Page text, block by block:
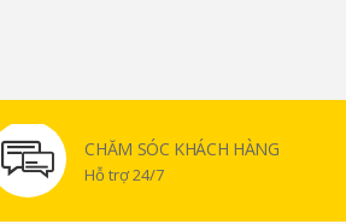
CHĂM SÓC KHÁCH HÀNG
Hỗ trợ 24/7